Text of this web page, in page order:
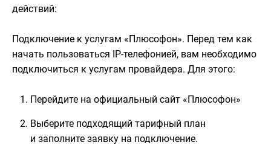
действий:
Подключение к услугам «Плюсофон». Перед тем как
начать пользоваться IP-телефонией, вам необходимо
подключиться к услугам провайдера. Для этого:
Перейдите на официальный сайт «Плюсофон»
Выберите подходящий тарифный план
и заполните заявку на подключение.